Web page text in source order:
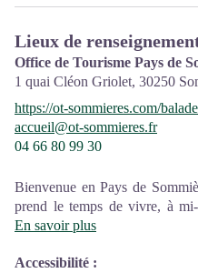
Lieux de
Office de Tourisme Pays de
1 quai Cléon Griolet, 30250
https://ot-sommieres.com/
accueil@ot-sommieres.fr
04 66 80 99 30
Bienvenue en Pays de
prend le temps de vivre, à
Cévennes.
organiser votre séjour. Elle
En savoir plus
Accessibilité :